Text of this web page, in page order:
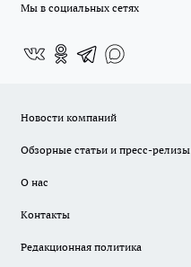
Мы в социальных сетях
Новости компаний
Обзорные статьи и пресс-релизы
О нас
Контакты
Редакционная политика